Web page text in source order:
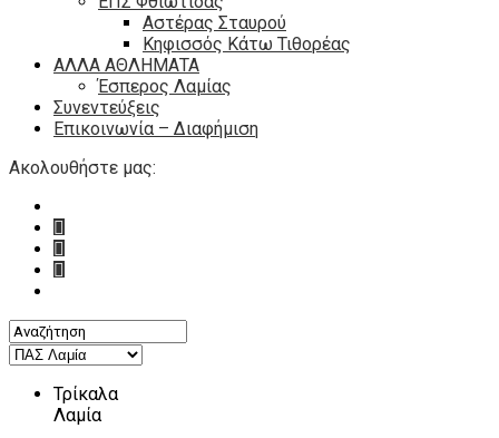
Αστέρας Σταυρού
Κηφισσός Κάτω Τιθορέας
ΑΛΛΑ ΑΘΛΗΜΑΤΑ
Έσπερος Λαμίας
Συνεντεύξεις
Επικοινωνία – Διαφήμιση
Ακολουθήστε μας:
Τρίκαλα
Λαμία